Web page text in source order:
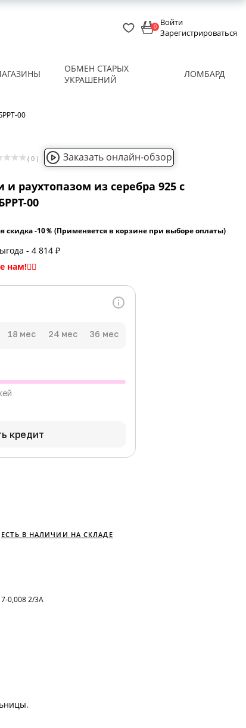
0 Войти
Зарегистрироваться
ОБМЕН СТАРЫХ
УКРАШЕНИЙ
ЛОМБАРД
00
( 0 ) Заказать онлайн-обзор
раухтопазом из серебра 925 с
00
скидка -10％ (Применяется в корзине при выборе оплаты)
- 4 814 ₽
18 мес 24 мес 36 мес
кредит
ЕСТЬ В НАЛИЧИИ НА СКЛАДЕ
0,008 2/3А